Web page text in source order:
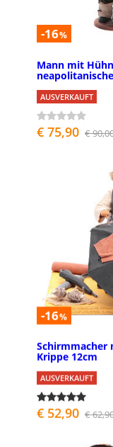
-16%
Mann mit
AUSVERKAUFT
€ 75,90 €
-16%
Schirmmacher
Krippe 12cm
AUSVERKAUFT
€ 52,90 €